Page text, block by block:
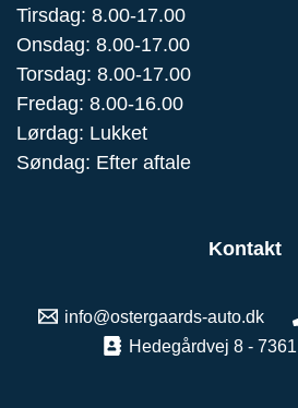
Tirsdag: 8.00-17.00
Onsdag: 8.00-17.00
Torsdag: 8.00-17.00
Fredag: 8.00-16.00
Lørdag: Lukket
Søndag: Efter aftale
Kontakt
info@ostergaards-auto.dk
Hedegårdvej 8 -